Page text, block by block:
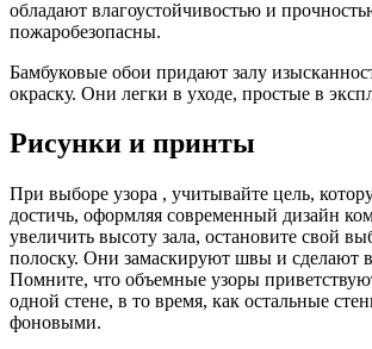
обладают влагоустойчивостью и
пожаробезопасны.
Бамбуковые обои придают залу
окраску. Они легки в уходе, простые в
Рисунки и принты
При выборе узора , учитывайте цель,
достичь, оформляя современный дизайн
увеличить высоту зала, остановите свой
полоску. Они замаскируют швы и сделают
Помните, что объемные узоры
одной стене, в то время, как остальные
фоновыми.